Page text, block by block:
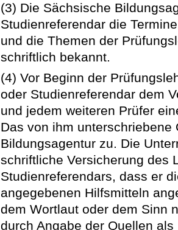
(3) Die Sächsische
Studienreferendar die
und die Themen der
schriftlich bekannt.
(4) Vor Beginn der
oder Studienreferendar dem
und jedem weiteren Prüfer
Das von ihm
Bildungsagentur zu. Die
schriftliche Versicherung des
Studienreferendars, dass er
angegebenen Hilfsmitteln
dem Wortlaut oder dem Sinn
durch Angabe der Quellen